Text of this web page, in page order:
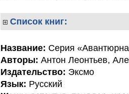
Список книг:
Название: Серия
Авторы: Антон Леонтьев,
Издательство: Эксмо
Язык: Русский